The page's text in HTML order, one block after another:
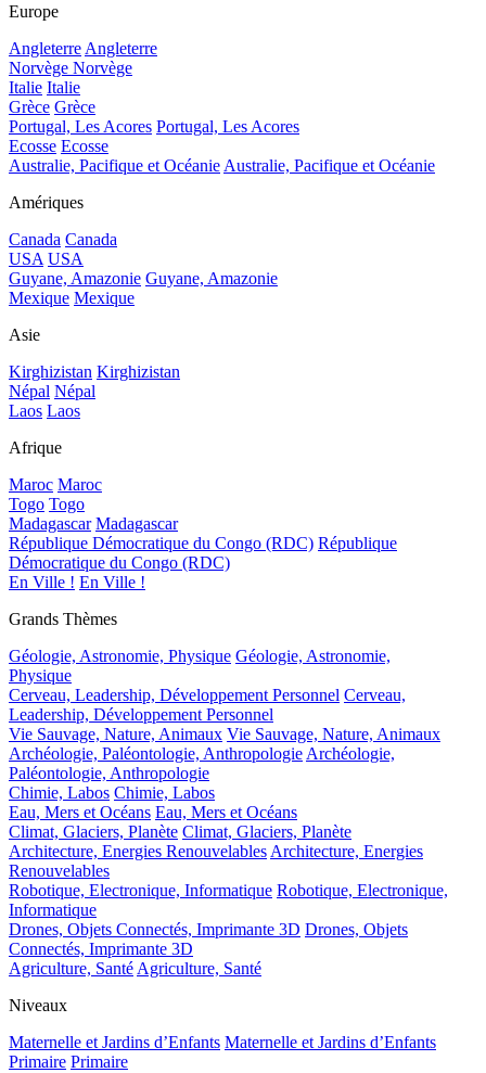
Europe
Angleterre Angleterre
Norvège Norvège
Italie Italie
Grèce Grèce
Portugal, Les Acores Portugal, Les Acores
Ecosse Ecosse
Australie, Pacifique et Océanie Australie, Pacifique et Océanie
Amériques
Canada Canada
USA USA
Guyane, Amazonie Guyane, Amazonie
Mexique Mexique
Asie
Kirghizistan Kirghizistan
Népal Népal
Laos Laos
Afrique
Maroc Maroc
Togo Togo
Madagascar Madagascar
République Démocratique du Congo (RDC) République
Démocratique du Congo (RDC)
En Ville ! En Ville !
Grands Thèmes
Géologie, Astronomie, Physique Géologie, Astronomie,
Physique
Cerveau, Leadership, Développement Personnel Cerveau,
Leadership, Développement Personnel
Vie Sauvage, Nature, Animaux Vie Sauvage, Nature, Animaux
Archéologie, Paléontologie, Anthropologie Archéologie,
Paléontologie, Anthropologie
Chimie, Labos Chimie, Labos
Eau, Mers et Océans Eau, Mers et Océans
Climat, Glaciers, Planète Climat, Glaciers, Planète
Architecture, Energies Renouvelables Architecture, Energies
Renouvelables
Robotique, Electronique, Informatique Robotique, Electronique,
Informatique
Drones, Objets Connectés, Imprimante 3D Drones, Objets
Connectés, Imprimante 3D
Agriculture, Santé Agriculture, Santé
Niveaux
Maternelle et Jardins d’Enfants Maternelle et Jardins d’Enfants
Primaire Primaire